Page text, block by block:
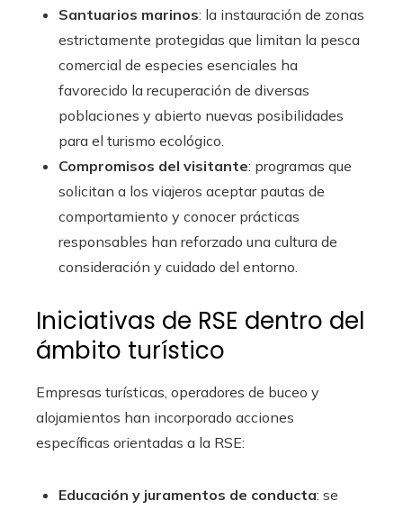
Santuarios marinos: la instauración de zonas
estrictamente protegidas que limitan la pesca
comercial de especies esenciales ha
favorecido la recuperación de diversas
poblaciones y abierto nuevas posibilidades
para el turismo ecológico.
Compromisos del visitante: programas que
solicitan a los viajeros aceptar pautas de
comportamiento y conocer prácticas
responsables han reforzado una cultura de
consideración y cuidado del entorno.
Iniciativas de RSE dentro del
ámbito turístico
Empresas turísticas, operadores de buceo y
alojamientos han incorporado acciones
específicas orientadas a la RSE:
Educación y juramentos de conducta: se